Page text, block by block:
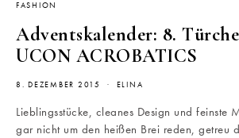
FASHION
Adventskalender: 8.
UCON ACROBATICS
8. DEZEMBER 2015 ELINA
Lieblingsstücke, cleanes Design und feinste
gar nicht um den heißen Brei reden, getreu